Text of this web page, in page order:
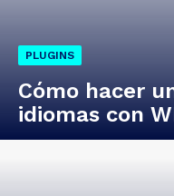
PLUGINS
Cómo hacer
idiomas con